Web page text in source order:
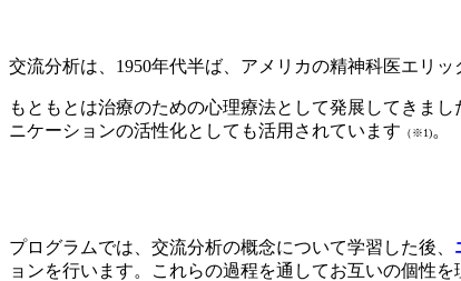
交流分析は、1950年代半ば、アメリカの精神科医エリ
もともとは治療のための心理療法として発展してきま
ニケーションの活性化としても活用されています （※1)。
プログラムでは、交流分析の概念について学習した後、
ョンを行います。これらの過程を通してお互いの個性を